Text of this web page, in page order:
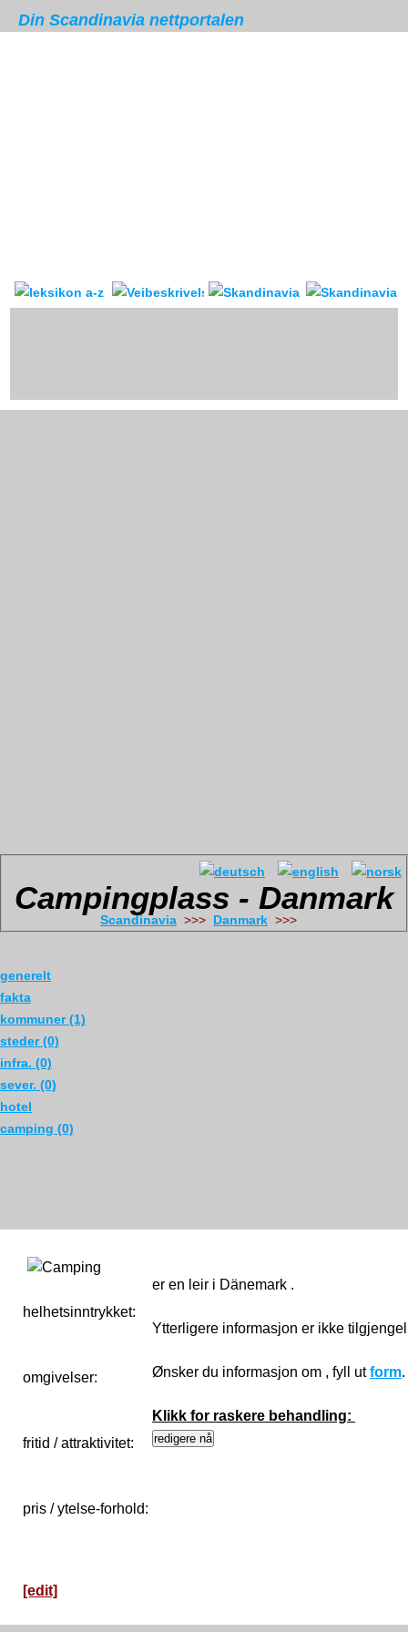
Din Scandinavia nettportalen
Skandinavia leksikonVeibeskrivelse forum &
Campingplass - Danmark
Scandinavia >>> Danmark
generelt
fakta
kommuner (1)
steder (0)
infra. (0)
sever. (0)
hotel
camping (0)
helhetsinntrykket:
omgivelser:
fritid / attraktivitet:
pris / ytelse-forhold:
er en leir i Dänemark .
Ytterligere informasjon er ikke
Ønsker du informasjon om , fyll utform.
Klikk for raskere behandling:
[edit]